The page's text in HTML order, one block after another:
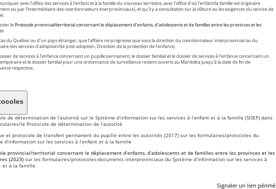
avec l’office des services à l’enfant et à la famille du nouveau territoire, avec l’office d’où l’enfant/la famille est originaire
ou par l’intermédiaire des coordonnateurs interprovinciaux), et qu’il y a consultation sur la clôture ou les exigences du service de
leProtocole provincial/territorial concernant le déplacement d’enfants, d’adolescents et de familles entre les provinces et les
du Québec ou d’un pays étranger, que l’affaire ne progresse que sous la direction du coordonnateur interprovincial ou du
des services d’adoption/de post-adoption, Direction de la protection de l’enfance;
de services à l’enfance concernant un pupille permanent, le dossier familial et le dossier de services à l’enfance concernant un
et le dossier familial pour une ordonnance de surveillance restent ouverts au Manitoba jusqu’à la date de fin de
respective.
de détermination de l’autorité sur le Système d’information sur les services à l’enfant et à la famille (SISEF) dans
le Protocole de détermination de l’autorité
et protocole de transfert permanent du pupille entre les autorités (2017) sur les formulaires/protocoles du
d’information sur les services à l’enfant et à la famille
provincial/territorial concernant le déplacement d’enfants, d’adolescents et de familles entre les provinces et les
(2023)sur les formulaires/protocoles-documents interprovinciaux du Système d’information sur les services à
et à la famille
Signaler un lien périmé